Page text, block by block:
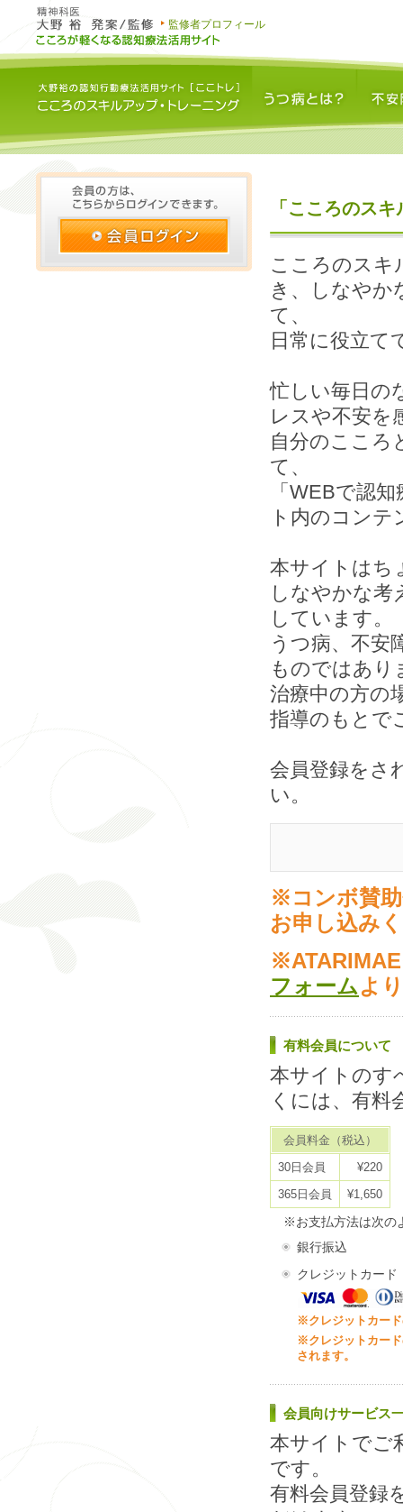
監修者プロフィール
「こころのス
こころのスキ
き、しなやか
て、
日常に役立て
忙しい毎日の
レスや不安を
自分のこころ
て、
「WEBで認
ト内のコン
本サイトはち
しなやかな考
しています。
うつ病、不安
ものではあり
治療中の方の
指導のもとで
会員登録をさ
い。
※コンボ賛
お申し込み
フォームよ
有料会員について
本サイトのす
くには、有料
会員料金（税込）
30日会員
¥220
365日会員
¥1,650
※お支払方法は次の
銀行振込
クレジットカード
※クレジットカー
※クレジットカー
されます。
会員向けサービス
本サイトでご
です。
有料会員登録